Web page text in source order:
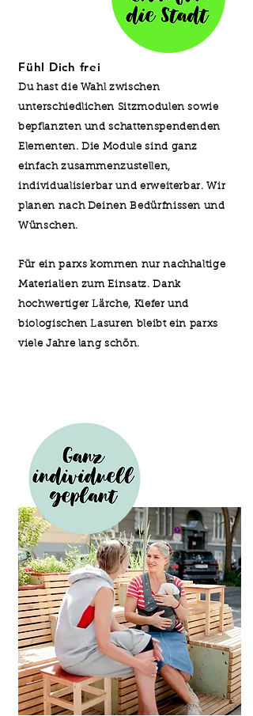
Fühl Dich frei
Du hast die Wahl zwischen
unterschiedlichen Sitzmodulen sowie
bepflanzten und schattenspendenden
Elementen. Die Module sind ganz
einfach zusammenzustellen,
individualisierbar und erweiterbar. Wir
planen nach Deinen Bedürfnissen und
Wünschen.
Für ein parxs kommen nur nachhaltige
Materialien zum Einsatz. Dank
hochwertiger Lärche, Kiefer und
biologischen Lasuren bleibt ein parxs
viele Jahre lang schön.